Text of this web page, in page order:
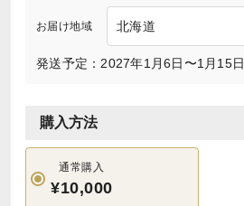
お届け地域
発送予定：2027年1月6日〜1月15日
購入方法
通常購入
¥10,000